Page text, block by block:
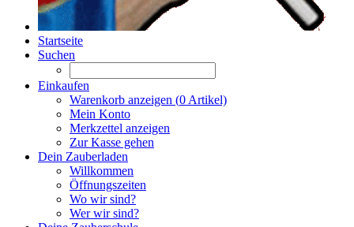
Startseite
Suchen
Einkaufen
Warenkorb anzeigen (0 Artikel)
Mein Konto
Merkzettel anzeigen
Zur Kasse gehen
Dein Zauberladen
Willkommen
Öffnungszeiten
Wo wir sind?
Wer wir sind?